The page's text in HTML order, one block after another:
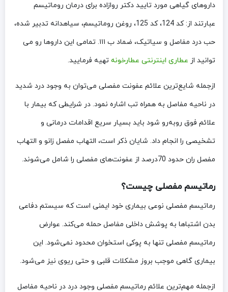
داروهای گیاهی مورد تایید دکتر روازاده برای درمان روماتیسم
عبارتند از: کد 124، کد 125، روغن روماتیسم، سیاهدانه تدبیر شده،
حب درد مفاصل و سیاتیک، ضماد ب ۱۱۱. تمامی این داروها رو می
توانید از عطاری اینترنتی عطارخونه تهیه فرمایید.
ازجمله شایع‌ترین علائم عفونت مفصلی می‌توان به وجود درد شدید
در ناحیه مفاصل به همراه تب اشاره نمود. در شرایطی که بیمار با
علائم فوق روبه‌رو شود باید بسیار سریع اقدامات درمانی و
تشخیصی را انجام داد. شایان‌ ذکر است، التهاب مفصل زانو و التهاب
مفصل ران حدود 70درصد از عفونت‌های مفصلی را شامل می‌شوند.
رماتیسم مفصلی چیست؟
رماتیسم مفصلی نوعی بیماری خود ایمنی است که سیستم دفاعی
بدن اشتباها به پوشش داخلی مفاصل حمله می‌کند. عوارض
رماتیسم مفصلی تنها به پوکی استخوان محدود نمی‌شود. این
بیماری گاهی موجب بروز مشکلات قلبی و حتی ریوی نیز می‌شود.
ازجمله مهم‌ترین علائم رماتیسم مفصلی وجود درد در ناحیه مفاصل